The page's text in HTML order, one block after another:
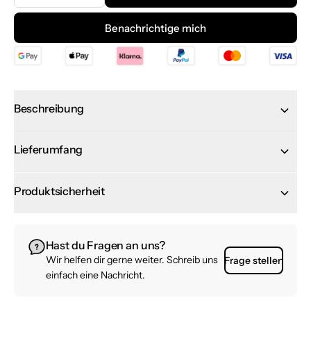
Benachrichtige mich
Beschreibung
Lieferumfang
Produktsicherheit
Hast du Fragen an uns?
Wir helfen dir gerne weiter. Schreib uns
einfach eine Nachricht.
Frage stellen